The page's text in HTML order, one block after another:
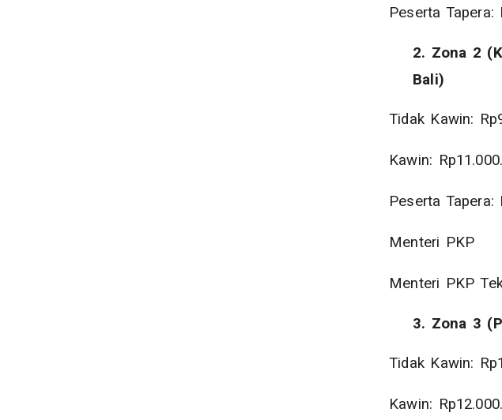
Peserta Tapera:
2. Zona 2
Bali)
Tidak Kawin:
Kawin:
Peserta Tapera:
Menteri PKP
Menteri PKP
3. Zona 3
Tidak Kawin:
Kawin: